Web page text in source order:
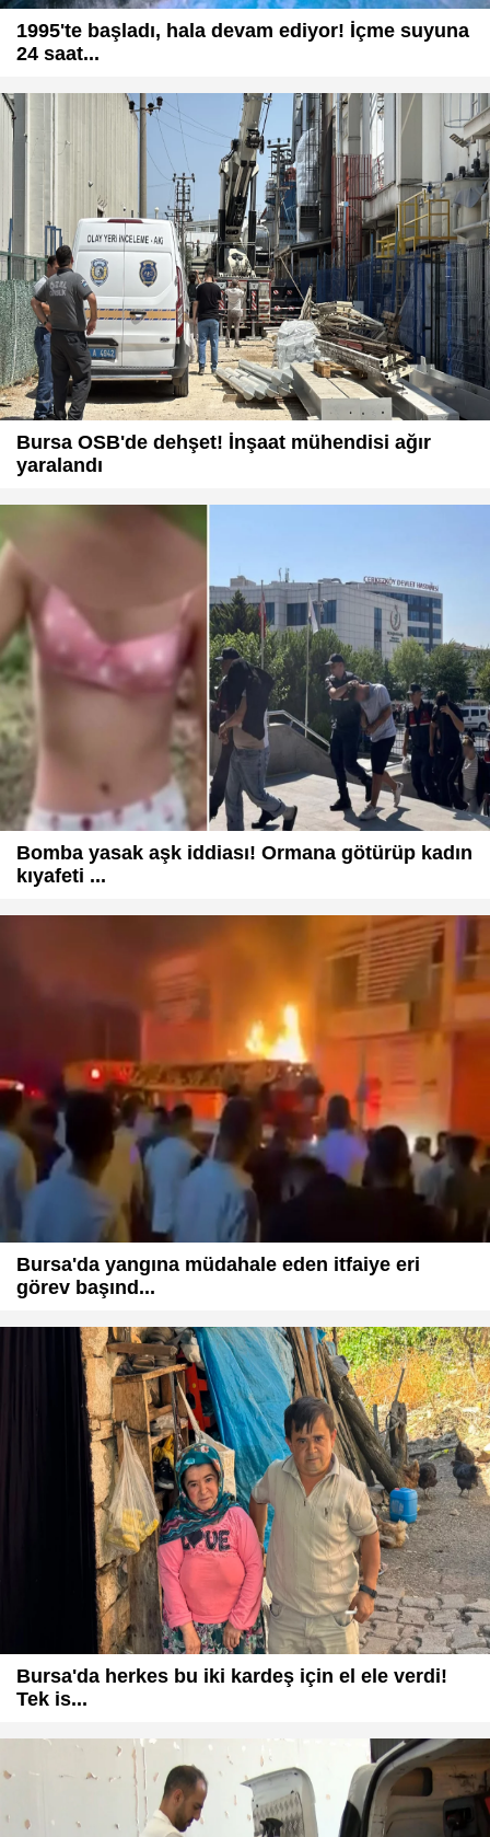
1995'te başladı, hala devam ediyor! İçme suyuna
24 saat...
Bursa OSB'de dehşet! İnşaat mühendisi ağır
yaralandı
Bomba yasak aşk iddiası! Ormana götürüp kadın
kıyafeti ...
Bursa'da yangına müdahale eden itfaiye eri
görev başınd...
Bursa'da herkes bu iki kardeş için el ele verdi!
Tek is...